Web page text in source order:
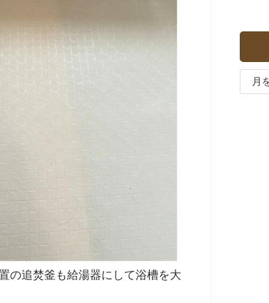
の追焚釜も給湯器にして浴槽を大